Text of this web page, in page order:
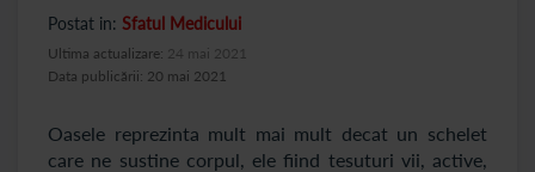
Postat in: Sfatul Medicului
Data publicării: 20 mai 2021
Ultima actualizare: 24 mai 2021
Oasele reprezinta mult mai mult decat un schelet
care ne sustine corpul, ele fiind tesuturi vii, active,